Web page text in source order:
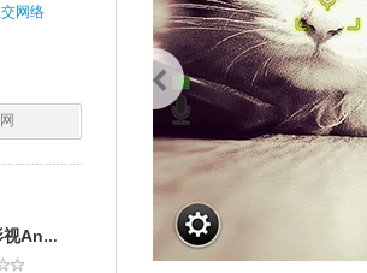
网络
奇艺影视Android版